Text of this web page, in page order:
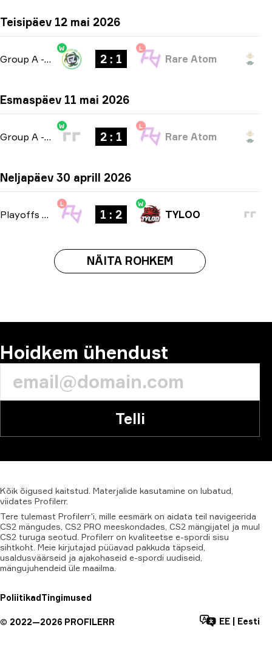
Teisipäev 12 mai 2026
Group A - bo3
W
2 : 1
L
Rare Atom
Esmaspäev 11 mai 2026
Group A - bo3
W
2 : 1
L
Rare Atom
Neljapäev 30 aprill 2026
Playoffs bo3
L
1 : 2
W
TYLOO
NÄITA ROHKEM
Hoidkem ühendust
Telli
Kõik õigused kaitstud. Materjalide kasutamine on lubatud,
viidates Profilerr.
Tere tulemast Profilerr'i, mille eesmärk on aidata teil navigeerida
CS2 mängudes, CS2 PRO meeskondades, CS2 mängijatel ja muul
CS2 turuga seotud. Profilerr on kvaliteetse e-spordi sisu
sihtkoht. Meie kirjutajad püüavad pakkuda täpseid,
usaldusväärseid ja ajakohaseid e-spordi uudiseid,
mängujuhendeid üle maailma.
PoliitikadTingimused
© 2022—2026 PROFILERR EE Eesti